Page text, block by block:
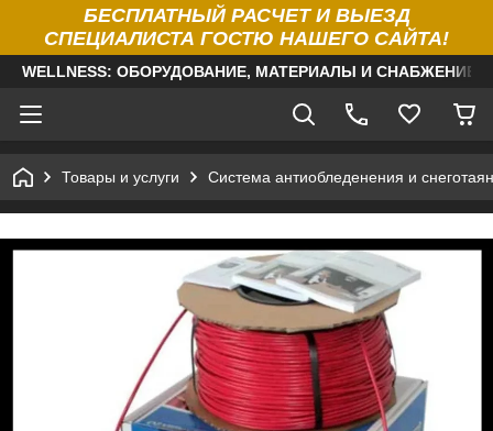
БЕСПЛАТНЫЙ РАСЧЕТ И ВЫЕЗД
СПЕЦИАЛИСТА ГОСТЮ НАШЕГО САЙТА!
WELLNESS: ОБОРУДОВАНИЕ, МАТЕРИАЛЫ И
Товары и услуги Система антиобледенения и